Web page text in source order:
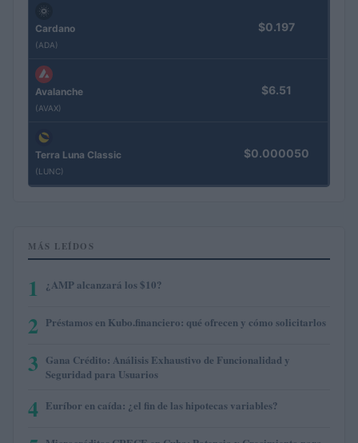
Cardano
(ADA)
$0.197
Avalanche
(AVAX)
$6.51
Terra Luna Classic
(LUNC)
$0.000050
MÁS LEÍDOS
1 ¿AMP alcanzará los $10?
2 Préstamos en Kubo.financiero: qué ofrecen y cómo solicitarlos
3 Gana Crédito: Análisis Exhaustivo de Funcionalidad y
Seguridad para Usuarios
4 Euríbor en caída: ¿el fin de las hipotecas variables?